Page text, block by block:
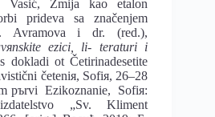
Vasić, Zmija kao etalon
prideva sa značenjem
Avramova i dr. (red.),
ezici, li- teraturi i
dokladi ot Četirinadesetite
četeniя, Sofiя, 26–28
pъrvi Ezikoznanie, Sofiя:
„Sv. Kliment